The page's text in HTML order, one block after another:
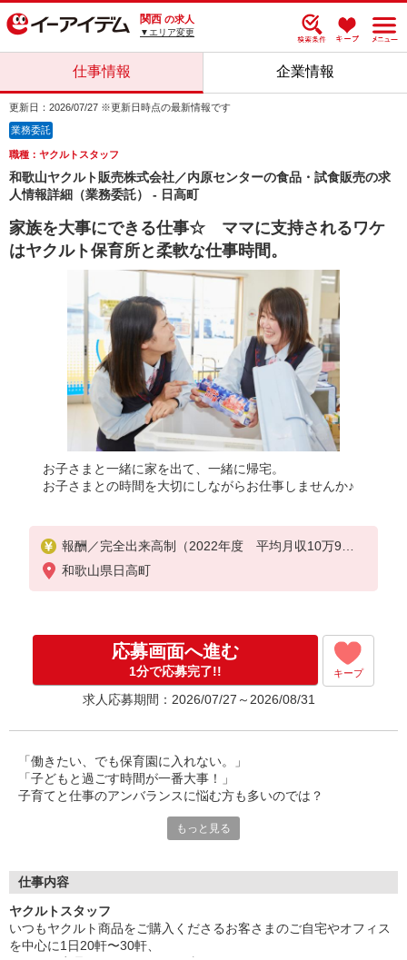
関西 の求人
▼エリア変更
仕事情報 企業情報
更新日：2026/07/27 ※更新日時点の最新情報です
業務委託
職種：ヤクルトスタッフ
和歌山ヤクルト販売株式会社／内原センターの食品・試食販売の求
人情報詳細（業務委託） - 日高町
家族を大事にできる仕事☆ ママに支持されるワケ
はヤクルト保育所と柔軟な仕事時間。
お子さまと一緒に家を出て、一緒に帰宅。
お子さまとの時間を大切にしながらお仕事しませんか♪
報酬／完全出来高制（2022年度 平均月収10万9千
円）
◎扶養の範囲内OK
※収入補償／1日5000円×勤務日数（上限10万円／月
※収入補償期間／6ヶ月間
※研修手当あり（2,000円/日×5日間）
◆商品買取りなし！
和歌山県日高町
応募画面へ進む
1分で応募完了!! キープ
求人応募期間：2026/07/27～2026/08/31
「働きたい、でも保育園に入れない。」
「子どもと過ごす時間が一番大事！」
子育てと仕事のアンバランスに悩む方も多いのでは？
≪保育所完備＆家計にやさしい保育料≫のヤクルトなら、
保育所は宅配センター内または近くにあるので、
1日の仕事も自分のペースで働けるから、
時間を効率的に節約できます。
家事や育児にもたっぷり時間をかけられます。
もっと見る
仕事内容
ヤクルトスタッフ
いつもヤクルト商品をご購入くださるお客さまのご自宅やオフィス
を中心に1日20軒〜30軒、